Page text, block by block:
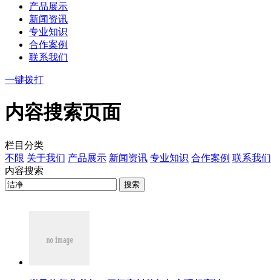
产品展示
新闻资讯
专业知识
合作案例
联系我们
一键拨打
内容搜索页面
栏目分类
不限 关于我们 产品展示 新闻资讯 专业知识 合作案例 联系我们
内容搜索
搜索